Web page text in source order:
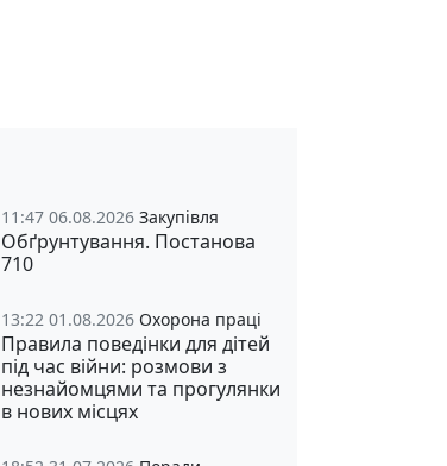
11:47 06.08.2026 Закупівля
Обґрунтування. Постанова
710
13:22 01.08.2026 Охорона праці
Правила поведінки для дітей
під час війни: розмови з
незнайомцями та прогулянки
в нових місцях